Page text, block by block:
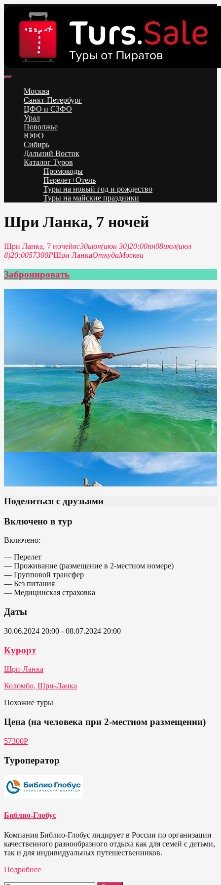
content
Низкие цены на путевки 3-7-10 ночей все включено, отдых на
море. Распродажа экскурсионных и горнолыжных туров.
Обновление каждый день. Официальный сайт Тур Сейл
Москва
Санкт-Петербург
ЦФО и СЗФО
Урал
Поволжье
ЮФО
Сибирь
Дальний Восток
Каталог Туров
Промокоды
Перелет+Отель
Туры на новый год и рождество
Туры на майские праздники
Шри Ланка, 7 ночей
Шри Ланка, 7 ночейвс30июн(июн 30)20:00пн08июл(июл
8)20:0057300РШри ЛанкаОткудаМосква
Забронировать
Поделиться с друзьями
Включено в тур
Включено:
— Перелет
— Проживание (размещение в 2-местном номере)
— Групповой трансфер
— Без питания
— Медицинская страховка
Даты
30.06.2024 20:00 - 08.07.2024 20:00
Курорт
Шри-Ланка
Коломбо, Шри-Ланка
Похожие туры
Цена (на человека при 2-местном размещении)
57300Р
Туроператор
Библио-Глобус
Компания Библио-Глобус лидирует в России по организации
качественного разнообразного отдыха как для семей с детьми,
так и для индивидуальных путешественников.
Подробнее